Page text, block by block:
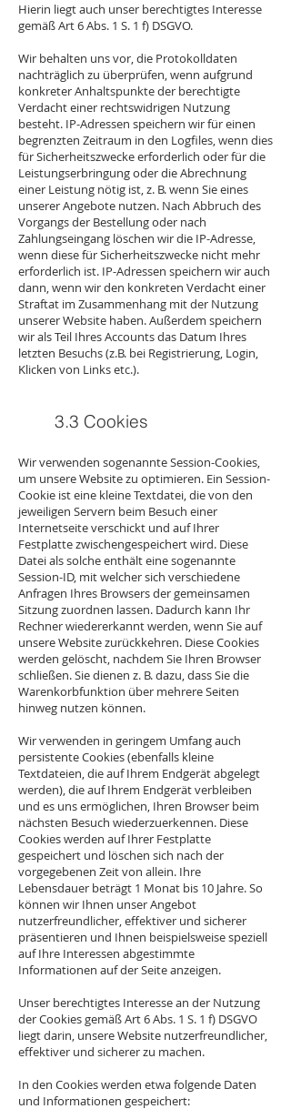
Hierin liegt auch unser berechtigtes Interesse
gemäß Art 6 Abs. 1 S. 1 f) DSGVO.
Wir behalten uns vor, die Protokolldaten
nachträglich zu überprüfen, wenn aufgrund
konkreter Anhaltspunkte der berechtigte
Verdacht einer rechtswidrigen Nutzung
besteht. IP-Adressen speichern wir für einen
begrenzten Zeitraum in den Logfiles, wenn dies
für Sicherheitszwecke erforderlich oder für die
Leistungserbringung oder die Abrechnung
einer Leistung nötig ist, z. B. wenn Sie eines
unserer Angebote nutzen. Nach Abbruch des
Vorgangs der Bestellung oder nach
Zahlungseingang löschen wir die IP-Adresse,
wenn diese für Sicherheitszwecke nicht mehr
erforderlich ist. IP-Adressen speichern wir auch
dann, wenn wir den konkreten Verdacht einer
Straftat im Zusammenhang mit der Nutzung
unserer Website haben. Außerdem speichern
wir als Teil Ihres Accounts das Datum Ihres
letzten Besuchs (z.B. bei Registrierung, Login,
Klicken von Links etc.).
3.3​ Cookies
Wir verwenden sogenannte Session-Cookies,
um unsere Website zu optimieren. Ein Session-
Cookie ist eine kleine Textdatei, die von den
jeweiligen Servern beim Besuch einer
Internetseite verschickt und auf Ihrer
Festplatte zwischengespeichert wird. Diese
Datei als solche enthält eine sogenannte
Session-ID, mit welcher sich verschiedene
Anfragen Ihres Browsers der gemeinsamen
Sitzung zuordnen lassen. Dadurch kann Ihr
Rechner wiedererkannt werden, wenn Sie auf
unsere Website zurückkehren. Diese Cookies
werden gelöscht, nachdem Sie Ihren Browser
schließen. Sie dienen z. B. dazu, dass Sie die
Warenkorbfunktion über mehrere Seiten
hinweg nutzen können.
Wir verwenden in geringem Umfang auch
persistente Cookies (ebenfalls kleine
Textdateien, die auf Ihrem Endgerät abgelegt
werden), die auf Ihrem Endgerät verbleiben
und es uns ermöglichen, Ihren Browser beim
nächsten Besuch wiederzuerkennen. Diese
Cookies werden auf Ihrer Festplatte
gespeichert und löschen sich nach der
vorgegebenen Zeit von allein. Ihre
Lebensdauer beträgt 1 Monat bis 10 Jahre. So
können wir Ihnen unser Angebot
nutzerfreundlicher, effektiver und sicherer
präsentieren und Ihnen beispielsweise speziell
auf Ihre Interessen abgestimmte
Informationen auf der Seite anzeigen.
Unser berechtigtes Interesse an der Nutzung
der Cookies gemäß Art 6 Abs. 1 S. 1 f) DSGVO
liegt darin, unsere Website nutzerfreundlicher,
effektiver und sicherer zu machen.
In den Cookies werden etwa folgende Daten
und Informationen gespeichert: